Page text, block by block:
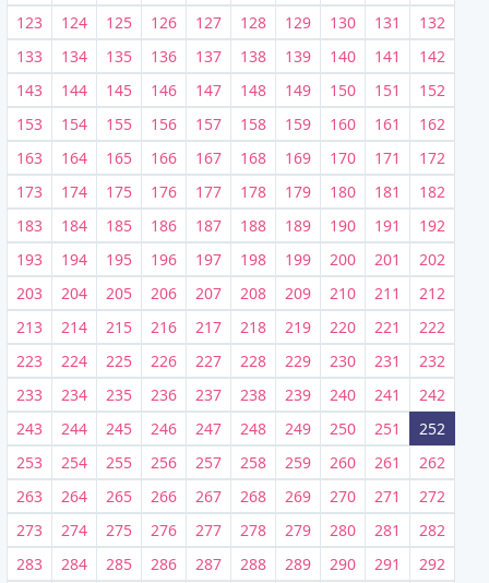
123
124 125 126 127 128 129 130 131
132
133
134 135 136 137 138 139 140 141
142
143
144 145 146 147 148 149 150 151
152
153
154 155 156 157 158 159 160 161
162
163
164 165 166 167 168 169 170 171
172
173
174 175 176 177 178 179 180 181
182
183
184 185 186 187 188 189 190 191
192
193
194 195 196 197 198 199 200 201
202
203
204 205 206 207 208 209 210 211
212
213
214 215 216 217 218 219 220 221
222
223
224 225 226 227 228 229 230 231
232
233
234 235 236 237 238 239 240 241
242
243
244 245 246 247 248 249 250 251
252
253
254 255 256 257 258 259 260 261
262
263
264 265 266 267 268 269 270 271
272
273
274 275 276 277 278 279 280 281
282
283
284 285 286 287 288 289 290 291
292